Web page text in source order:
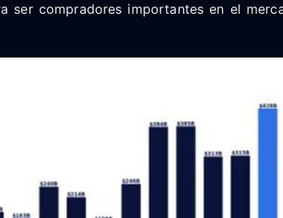
ser compradores importantes en el